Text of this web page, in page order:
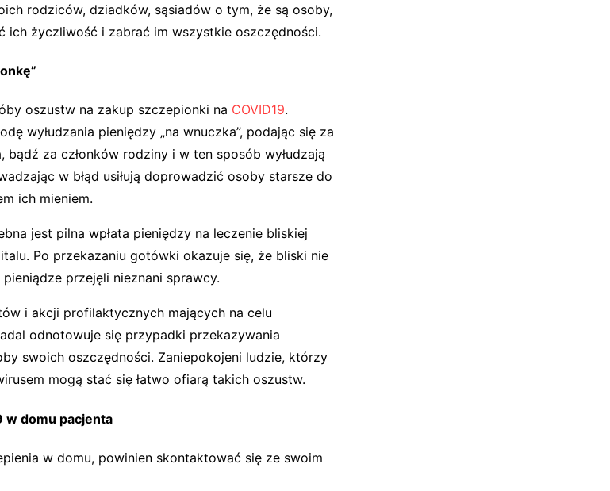
rodziców, dziadków, sąsiadów o tym, że są osoby,
ich życzliwość i zabrać im wszystkie oszczędności.
oszustw na zakup szczepionki na COVID19.
wyłudzania pieniędzy „na wnuczka”, podając się za
bądź za członków rodziny i w ten sposób wyłudzają
w błąd usiłują doprowadzić osoby starsze do
ich mieniem.
jest pilna wpłata pieniędzy na leczenie bliskiej
Po przekazaniu gotówki okazuje się, że bliski nie
przejęli nieznani sprawcy.
i akcji profilaktycznych mających na celu
odnotowuje się przypadki przekazywania
swoich oszczędności. Zaniepokojeni ludzie, którzy
mogą stać się łatwo ofiarą takich oszustw.
w domu pacjenta
w domu, powinien skontaktować się ze swoim